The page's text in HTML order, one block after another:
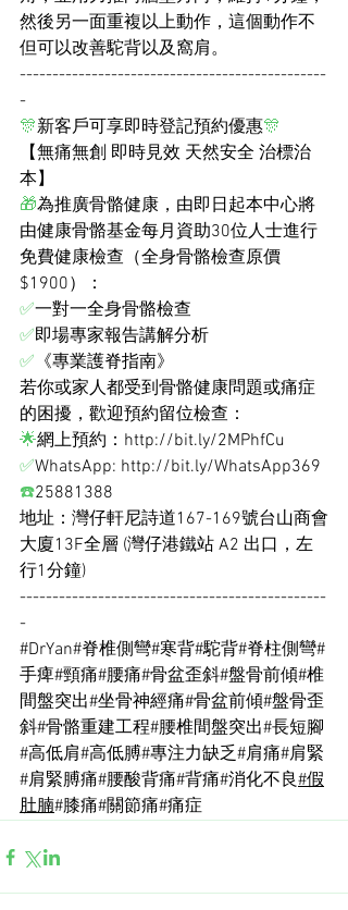
然後另一面重複以上動作，這個動作不
但可以改善駝背以及窩肩。
-----------------------------------------------
-
🎊新客戶可享即時登記預約優惠🎊
【無痛無創 即時見效 天然安全 治標治
本】
🎁為推廣骨骼健康，由即日起本中心將
由健康骨骼基金每月資助30位人士進行
免費健康檢查（全身骨骼檢查原價
$1900）：
✅一對一全身骨骼檢查
✅即場專家報告講解分析
✅ 《專業護脊指南》
若你或家人都受到骨骼健康問題或痛症
的困擾，歡迎預約留位檢查：
🌟網上預約： http://bit.ly/2MPhfCu
✅WhatsApp: http://bit.ly/WhatsApp369
☎️25881388
地址：灣仔軒尼詩道167-169號台山商會
大廈13F全層 (灣仔港鐵站 A2 出口，左
行1分鐘)
-----------------------------------------------
-
#DrYan#脊椎側彎#寒背#駝背#脊柱側彎#
手痺#頸痛#腰痛#骨盆歪斜#盤骨前傾#椎
間盤突出#坐骨神經痛#骨盆前傾#盤骨歪
斜#骨骼重建工程#腰椎間盤突出#長短腳
#高低肩#高低膊#專注力缺乏#肩痛#肩緊
#肩緊膊痛#腰酸背痛#背痛#消化不良#假
肚腩#膝痛#關節痛#痛症